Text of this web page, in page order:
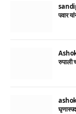
पवार
रुपाली
ashok